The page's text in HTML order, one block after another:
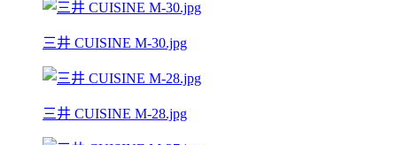
三井 CUISINE M-30.jpg
三井 CUISINE M-28.jpg